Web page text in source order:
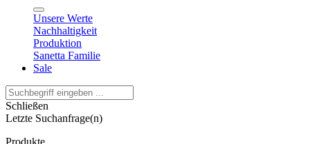
Unsere Werte
Nachhaltigkeit
Produktion
Sanetta Familie
Sale
Schließen
Letzte Suchanfrage(n)
Produkte